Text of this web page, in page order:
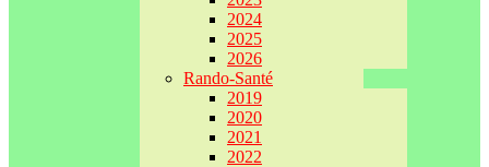
2024
2025
2026
Rando-Santé
2019
2020
2021
2022